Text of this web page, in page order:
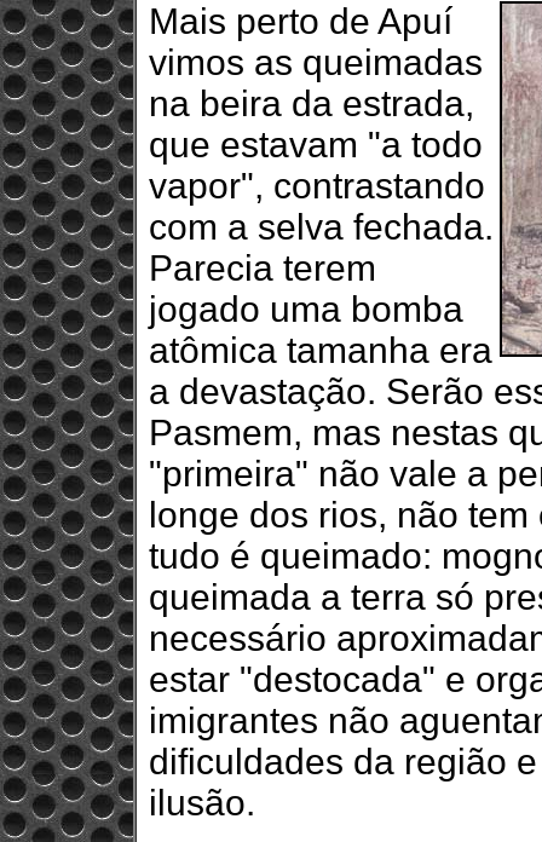
Mais perto de Apuí
vimos as queimadas
na beira da estrada,
que estavam "a todo
vapor", contrastando
com a selva fechada.
Parecia terem
jogado uma bomba
atômica tamanha era
a devastação. Serão
Pasmem, mas nestas
"primeira" não vale a
longe dos rios, não
tudo é queimado:
queimada a terra só
necessário
estar "destocada" e
imigrantes não
dificuldades da região
ilusão.